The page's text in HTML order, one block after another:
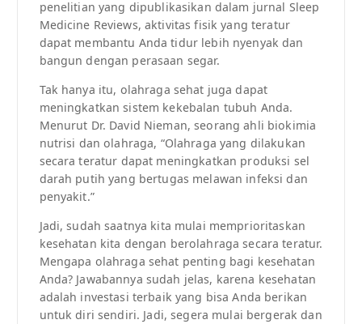
penelitian yang dipublikasikan dalam jurnal Sleep
Medicine Reviews, aktivitas fisik yang teratur
dapat membantu Anda tidur lebih nyenyak dan
bangun dengan perasaan segar.
Tak hanya itu, olahraga sehat juga dapat
meningkatkan sistem kekebalan tubuh Anda.
Menurut Dr. David Nieman, seorang ahli biokimia
nutrisi dan olahraga, “Olahraga yang dilakukan
secara teratur dapat meningkatkan produksi sel
darah putih yang bertugas melawan infeksi dan
penyakit.”
Jadi, sudah saatnya kita mulai memprioritaskan
kesehatan kita dengan berolahraga secara teratur.
Mengapa olahraga sehat penting bagi kesehatan
Anda? Jawabannya sudah jelas, karena kesehatan
adalah investasi terbaik yang bisa Anda berikan
untuk diri sendiri. Jadi, segera mulai bergerak dan